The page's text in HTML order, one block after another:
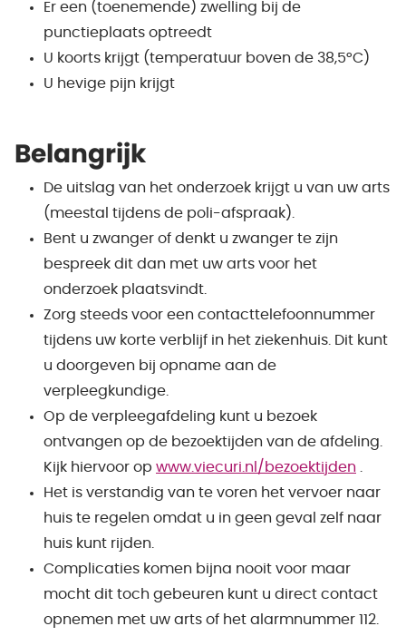
Er een (toenemende) zwelling bij de
punctieplaats optreedt
U koorts krijgt (temperatuur boven de 38,5°C)
U hevige pijn krijgt
Belangrijk
De uitslag van het onderzoek krijgt u van uw arts
(meestal tijdens de poli-afspraak).
Bent u zwanger of denkt u zwanger te zijn
bespreek dit dan met uw arts voor het
onderzoek plaatsvindt.
Zorg steeds voor een contacttelefoonnummer
tijdens uw korte verblijf in het ziekenhuis. Dit kunt
u doorgeven bij opname aan de
verpleegkundige.
Op de verpleegafdeling kunt u bezoek
ontvangen op de bezoektijden van de afdeling.
Kijk hiervoor op www.viecuri.nl/bezoektijden
Het is verstandig van te voren het vervoer naar
huis te regelen omdat u in geen geval zelf naar
huis kunt rijden.
Complicaties komen bijna nooit voor maar
mocht dit toch gebeuren kunt u direct contact
opnemen met uw arts of het alarmnummer 112.